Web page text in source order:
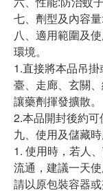
七、劑型及內容
八、適用範圍及
環境。
1.直接將本品吊
臺、走廊、玄關
讓藥劑揮發擴散。
2.本品開封後約可
九、使用及儲藏
1. 使用時，若人
流通，建議一天
請以原包裝容器